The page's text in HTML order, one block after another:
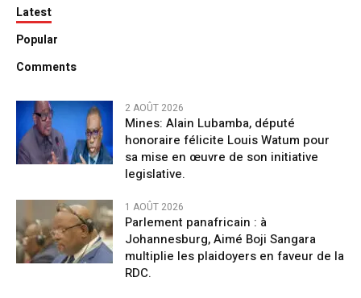
Latest
Popular
Comments
2 AOÛT 2026
Mines: Alain Lubamba, député
honoraire félicite Louis Watum pour
sa mise en œuvre de son initiative
legislative.
1 AOÛT 2026
Parlement panafricain : à
Johannesburg, Aimé Boji Sangara
multiplie les plaidoyers en faveur de la
RDC.